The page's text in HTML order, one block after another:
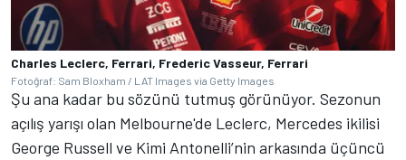
Charles Leclerc, Ferrari, Frederic Vasseur, Ferrari
Fotoğraf: Sam Bloxham / LAT Images via Getty Images
Şu ana kadar bu sözünü tutmuş görünüyor. Sezonun
açılış yarışı olan Melbourne'de Leclerc, Mercedes ikilisi
George Russell ve Kimi Antonelli’nin arkasında üçüncü